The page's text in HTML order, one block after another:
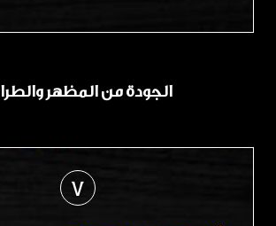
الجودة من المظهر والطراوة
7